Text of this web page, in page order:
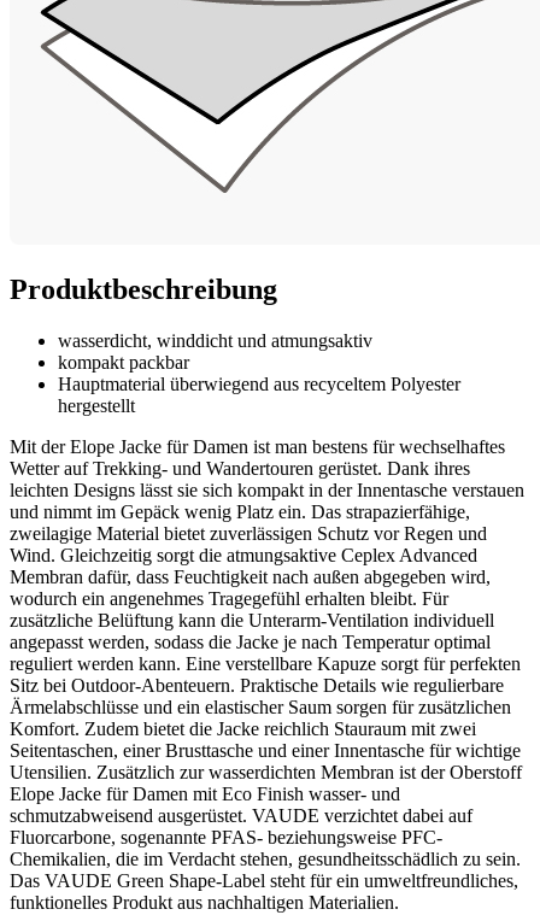
Produktbeschreibung
wasserdicht, winddicht und atmungsaktiv
kompakt packbar
Hauptmaterial überwiegend aus recyceltem Polyester
hergestellt
Mit der Elope Jacke für Damen ist man bestens für wechselhaftes
Wetter auf Trekking- und Wandertouren gerüstet. Dank ihres
leichten Designs lässt sie sich kompakt in der Innentasche verstauen
und nimmt im Gepäck wenig Platz ein. Das strapazierfähige,
zweilagige Material bietet zuverlässigen Schutz vor Regen und
Wind. Gleichzeitig sorgt die atmungsaktive Ceplex Advanced
Membran dafür, dass Feuchtigkeit nach außen abgegeben wird,
wodurch ein angenehmes Tragegefühl erhalten bleibt. Für
zusätzliche Belüftung kann die Unterarm-Ventilation individuell
angepasst werden, sodass die Jacke je nach Temperatur optimal
reguliert werden kann. Eine verstellbare Kapuze sorgt für perfekten
Sitz bei Outdoor-Abenteuern. Praktische Details wie regulierbare
Ärmelabschlüsse und ein elastischer Saum sorgen für zusätzlichen
Komfort. Zudem bietet die Jacke reichlich Stauraum mit zwei
Seitentaschen, einer Brusttasche und einer Innentasche für wichtige
Utensilien. Zusätzlich zur wasserdichten Membran ist der Oberstoff
Elope Jacke für Damen mit Eco Finish wasser- und
schmutzabweisend ausgerüstet. VAUDE verzichtet dabei auf
Fluorcarbone, sogenannte PFAS- beziehungsweise PFC-
Chemikalien, die im Verdacht stehen, gesundheitsschädlich zu sein.
Das VAUDE Green Shape-Label steht für ein umweltfreundliches,
funktionelles Produkt aus nachhaltigen Materialien.